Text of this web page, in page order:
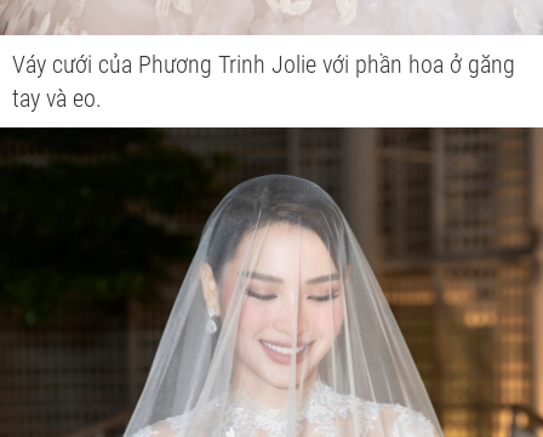
Váy cưới của Phương Trinh Jolie với phần hoa ở găng
tay và eo.